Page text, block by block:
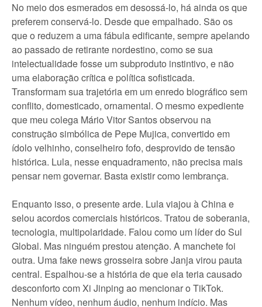
No meio dos esmerados em desossá-lo, há ainda os que
preferem conservá-lo. Desde que empalhado. São os
que o reduzem a uma fábula edificante, sempre apelando
ao passado de retirante nordestino, como se sua
intelectualidade fosse um subproduto instintivo, e não
uma elaboração crítica e política sofisticada.
Transformam sua trajetória em um enredo biográfico sem
conflito, domesticado, ornamental. O mesmo expediente
que meu colega Mário Vitor Santos observou na
construção simbólica de Pepe Mujica, convertido em
ídolo velhinho, conselheiro fofo, desprovido de tensão
histórica. Lula, nesse enquadramento, não precisa mais
pensar nem governar. Basta existir como lembrança.
Enquanto isso, o presente arde. Lula viajou à China e
selou acordos comerciais históricos. Tratou de soberania,
tecnologia, multipolaridade. Falou como um líder do Sul
Global. Mas ninguém prestou atenção. A manchete foi
outra. Uma fake news grosseira sobre Janja virou pauta
central. Espalhou-se a história de que ela teria causado
desconforto com Xi Jinping ao mencionar o TikTok.
Nenhum vídeo, nenhum áudio, nenhum indício. Mas